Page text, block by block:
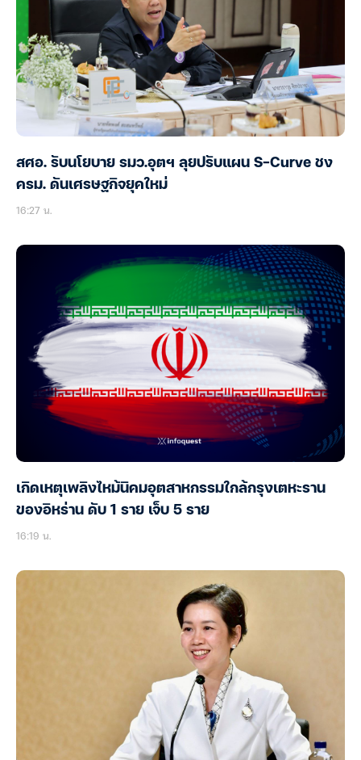
สศอ. รับนโยบาย รมว.อุตฯ ลุยปรับแผน S-Curve ชง
ครม. ดันเศรษฐกิจยุคใหม่
16:27 น.
เกิดเหตุเพลิงไหม้นิคมอุตสาหกรรมใกล้กรุงเตหะราน
ของอิหร่าน ดับ 1 ราย เจ็บ 5 ราย
16:19 น.